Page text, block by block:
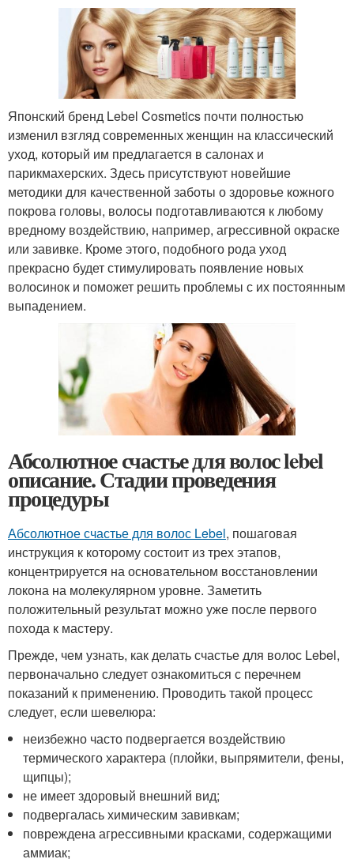
Японский бренд Lebel Cosmetics почти полностью
изменил взгляд современных женщин на классический
уход, который им предлагается в салонах и
парикмахерских. Здесь присутствуют новейшие
методики для качественной заботы о здоровье кожного
покрова головы, волосы подготавливаются к любому
вредному воздействию, например, агрессивной окраске
или завивке. Кроме этого, подобного рода уход
прекрасно будет стимулировать появление новых
волосинок и поможет решить проблемы с их постоянным
выпадением.
Абсолютное счастье для волос lebel
описание. Стадии проведения
процедуры
Абсолютное счастье для волос Lebel, пошаговая
инструкция к которому состоит из трех этапов,
концентрируется на основательном восстановлении
локона на молекулярном уровне. Заметить
положительный результат можно уже после первого
похода к мастеру.
Прежде, чем узнать, как делать счастье для волос Lebel,
первоначально следует ознакомиться с перечнем
показаний к применению. Проводить такой процесс
следует, если шевелюра:
неизбежно часто подвергается воздействию
термического характера (плойки, выпрямители, фены,
щипцы);
не имеет здоровый внешний вид;
подвергалась химическим завивкам;
повреждена агрессивными красками, содержащими
аммиак;